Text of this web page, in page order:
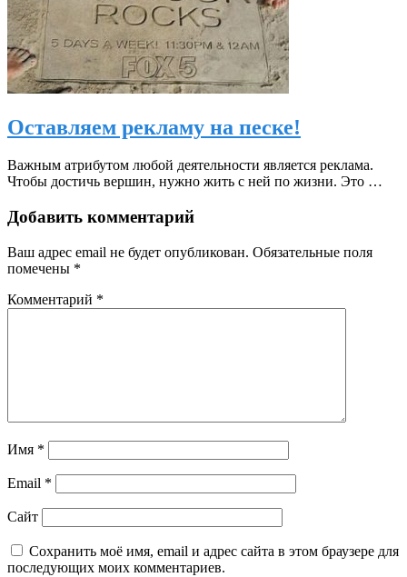
Оставляем рекламу на песке!
Важным атрибутом любой деятельности является реклама.
Чтобы достичь вершин, нужно жить с ней по жизни. Это …
Добавить комментарий
Ваш адрес email не будет опубликован. Обязательные поля
помечены *
Комментарий *
Имя *
Email *
Сайт
Сохранить моё имя, email и адрес сайта в этом браузере для
последующих моих комментариев.